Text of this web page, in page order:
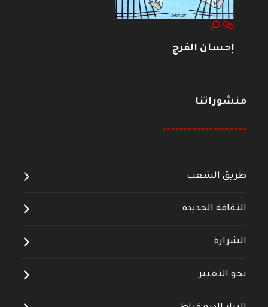
إحسان الفرج
منشوراتنا
--------------------
طريق الشعب
الثقافة الجديدة
الشرارة
نحو التغيير